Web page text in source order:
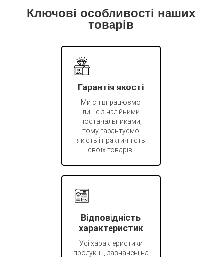
Ключові особливості наших
товарів
Гарантія якості
Ми співпрацюємо
лише з надійними
постачальниками,
тому гарантуємо
якість і практичність
своїх товарів.
Відповідність
характеристик
Усі характеристики
продукції, зазначені на